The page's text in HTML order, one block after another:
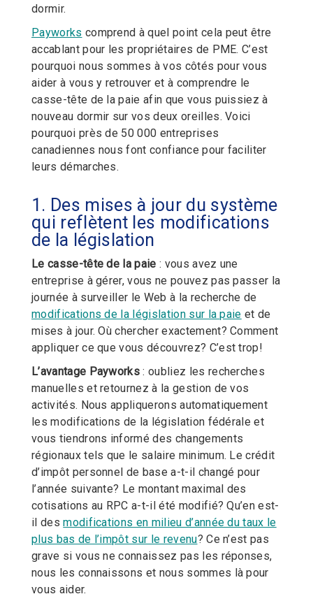
dormir.
Payworks comprend à quel point cela peut être
accablant pour les propriétaires de PME. C’est
pourquoi nous sommes à vos côtés pour vous
aider à vous y retrouver et à comprendre le
casse-tête de la paie afin que vous puissiez à
nouveau dormir sur vos deux oreilles. Voici
pourquoi près de 50 000 entreprises
canadiennes nous font confiance pour faciliter
leurs démarches.
1. Des mises à jour du système
qui reflètent les modifications
de la législation
Le casse-tête de la paie : vous avez une
entreprise à gérer, vous ne pouvez pas passer la
journée à surveiller le Web à la recherche de
modifications de la législation sur la paie et de
mises à jour. Où chercher exactement? Comment
appliquer ce que vous découvrez? C’est trop!
L’avantage Payworks : oubliez les recherches
manuelles et retournez à la gestion de vos
activités. Nous appliquerons automatiquement
les modifications de la législation fédérale et
vous tiendrons informé des changements
régionaux tels que le salaire minimum. Le crédit
d’impôt personnel de base a-t-il changé pour
l’année suivante? Le montant maximal des
cotisations au RPC a-t-il été modifié? Qu’en est-
il desmodifications en milieu d’année du taux le
plus bas de l’impôt sur le revenu? Ce n’est pas
grave si vous ne connaissez pas les réponses,
nous les connaissons et nous sommes là pour
vous aider.